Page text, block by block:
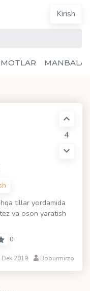
Kirish
tillar yordamida
va oson yaratish
0
4
2019 Boburmirzo